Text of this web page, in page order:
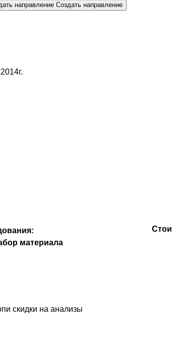
Создать направление
материала
скидки на анализы